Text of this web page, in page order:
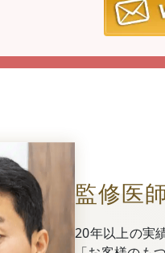
監修医
20年以上の実